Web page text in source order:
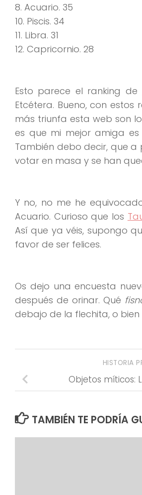
8. Acuario. 35
10. Piscis. 34
11. Libra. 31
12. Capricornio. 28
Esto parece el ranking de
Etcétera. Bueno, con
más triunfa esta web son
es que mi mejor amiga
También debo decir, que
votar en masa y se han
Y no, no me he
Acuario. Curioso que los
Así que ya véis, supongo
favor de ser felices.
Os dejo una encuesta
después de orinar. Qué
debajo de la flechita, o
HISTORIA
Objetos míticos:
TAMBIÉN TE PODRÍA